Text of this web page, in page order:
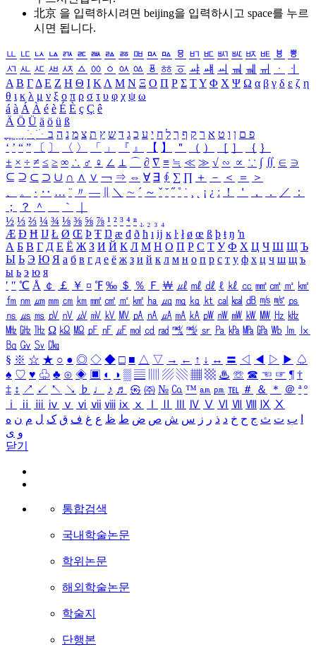
北京 을 입력하시려면 beijing을 입력하시고 space를 누르
시면 됩니다.
ㅥ ㅦ ㅧ ㅨ ㅩ ㅪ ㅫ ㅬ ㅭ ㅮ ㅯ ㅰ ㅱ ㅲ ㅳ ㅴ ㅵ ㅶ ㅷ ㅸ
ㅹ
ㅺ ㅻ ㅼ ㅽ ㅾ ㅿ ㆀ ㆁ ㆂ ㆃ ㆄ ㆅ ㆆ ㆇ ㆈ ㆉ ㆊ ㆋ ㆌ ㆍ
ㆎ
Α Β ΓΔ Ε Ζ Η Θ Ι ΚΛ Μ Ν Ξ Ο Π Ρ Σ ΤΥ Φ Χ Ψ Ω α β γ δ ε ζ η
θ ι κ λ μ ν ξ ο π ρ σ τ υ φ χ ψ ω
á à Á À é è É È ç Ç ê
Ä Ö Ü ä ö ü ß
ִֶֹ ֻּ ׁׂ פ ם ן ו ט א ר ק ף ך ל ח י ע כ ג ד ש ץ ת צ מ נ ה ב
‘ ’ “ ” 〔 〕 〈 〉 「 」 『 』 【 】 ＂ （ ） ［ ］ ｛ ｝
± × ÷ ≠ ≤ ≥ ∞ ∴ ♂ ♀ ∠ ⊥ ⌒ ∂ ∇ ≡ ≒ ≪ ≫ √ ∽ ∝ ∵ ∫ ∬ ∈ ∋
⊆ ⊇ ⊂ ⊃ ∪ ∩ ∧ ∨ ￢ ⇒ ⇔ ∀ ∃ ∮ ∑ ∏ ＋ － ＜ ＝
＞
、
。 · ‥ … ¨ 〃 ― ＼ ∼ ´ ～ ˇ ˘ ˝ ˚ ˙ ¸ ¡ ¿ ː ！ ＇ ， ． ／
：
；
？ ＾ ｀
½ ⅓ ⅔ ¼ ¾ ⅛ ⅜ ⅝ ⅞ ¹ ² ³ ⁴ ⁿ ₁ ₂ ₃ ₄
Æ Ð Ħ Ĳ Ł Ø Œ Þ Ŧ Ŋ æ đ ð ħ ı ĳ ĸ ŀ ł ø œ ß þ ŧ ŋ ŉ
А Б В Г Д Е Ё Ж З И Й К Л М Н О П Р С Т У Ф Х Ц Ч Ш Щ Ъ
Ы Ь Э Ю Я а б в г д е ё ж з и й к л м н о п р с т у ф х ц ч ш щ ъ
ы ь э ю я
′ ″ ℃ Å ￠ ￡ ￥ ¤ ℉ ‰ ＄ ％ Ｆ ￦ ㎕ ㎖ ㎗ ℓ ㎘ ㏄ ㎣ ㎤ ㎥ ㎦
㎙ ㎚ ㎛ ㎜ ㎝ ㎞ ㎟ ㎠ ㎡ ㎢ ㏊ ㎍ ㎎ ㎏ ㏏ ㎈ ㎉ ㏈ ㎧ ㎨ ㎰
㎱ ㎲ ㎳ ㎴ ㎵ ㎶ ㎷ ㎸ ㎹ ㎀ ㎁ ㎂ ㎃ ㎄ ㎺ ㎻ ㎽ ㎾ ㎿ ㎐ ㎑
㎒ ㎓ ㎔ Ω ㏀ ㏁ ㎊ ㎋ ㎌ ㏖ ㏅ ㎭ ㎮ ㎯ ㏛ ㎩ ㎪ ㎫ ㎬ ㏝ ㏐
㏓
㏃ ㏉ ㏜ ㏆
§ ※ ☆ ★ ○ ● ◎ ◇ ◆ □ ■ △ ▽ → ← ↑ ↓ ↔ 〓 ◁ ◀ ▷ ▶ ♤
♠ ♡ ♥ ♧ ♣ ⊙ ◈ ▣ ◐ ◑ ▒ ▤ ▨ ▧ ▦ ▩ ♨ ☏ ☎ ☜ ☞ ¶ †
‡ ↕ ↗ ↙ ↖ ↘ ♭ ♩ ♪ ♬ ㉿ ㈜ № ㏇ ™ ㏂ ㏘ ℡ ＃ ＆ ＊ ＠ ª º
ⅰ
ⅱ ⅲ ⅳ ⅴ ⅵ ⅶ ⅷ ⅸ ⅹ Ⅳ Ⅴ Ⅵ Ⅶ Ⅷ Ⅸ Ⅹ
ب ت ث ج ح خ د ذ ر ز س ش ص ض ط ظ ع غ ف ق ک ل م ن ه
و ی
닫기
통합검색
국내학술논문
학위논문
해외학술논문
학술지
단행본